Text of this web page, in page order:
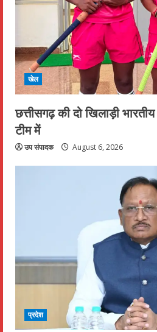
खेल
छत्तीसगढ़ की दो खिलाड़ी
टीम में
उप संपादक August 6, 2026
प्रदेश